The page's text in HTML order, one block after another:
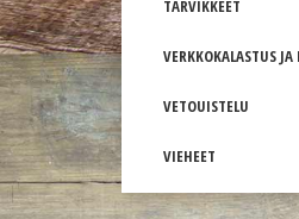
TARVIKKEET
VERKKOKALASTUS
VETOUISTELU
VIEHEET